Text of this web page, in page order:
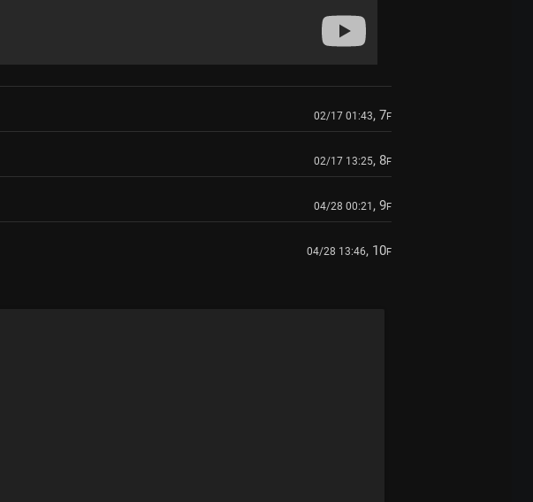
02/17 01:43, 7F
02/17 13:25, 8F
04/28 00:21 , 9F
04/28 13:46, 10F